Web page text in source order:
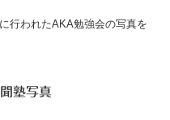
行われたAKA勉強会の写真を
塾写真